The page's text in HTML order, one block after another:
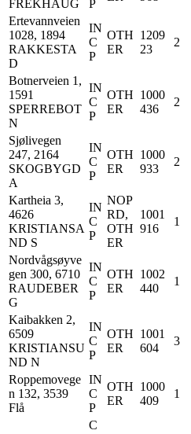
FREKHAUG
P
Ertevannveien
1028, 1894
RAKKESTA
D
IN
C
P
OTH
ER
1209
23
2
Botnerveien 1,
1591
SPERREBOT
N
IN
C
P
OTH
ER
1000
436
2
Sjølivegen
247, 2164
SKOGBYGD
A
IN
C
P
OTH
ER
1000
933
2
Kartheia 3,
4626
KRISTIANSA
ND S
IN
C
P
NOP
RD,
OTH
ER
1001
916
1
Nordvågsøyve
gen 300, 6710
RAUDEBER
G
IN
C
P
OTH
ER
1002
440
1
Kaibakken 2,
6509
KRISTIANSU
ND N
IN
C
P
OTH
ER
1001
604
3
Roppemovege
n 132, 3539
Flå
IN
C
P
OTH
ER
1000
409
1
C